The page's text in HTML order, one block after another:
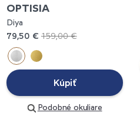
OPTISIA
Diya
79,50 € 159,00 €
Kúpiť
Podobné okuliare